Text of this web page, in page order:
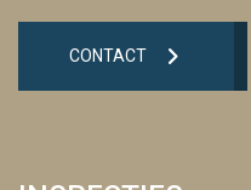
CONTACT